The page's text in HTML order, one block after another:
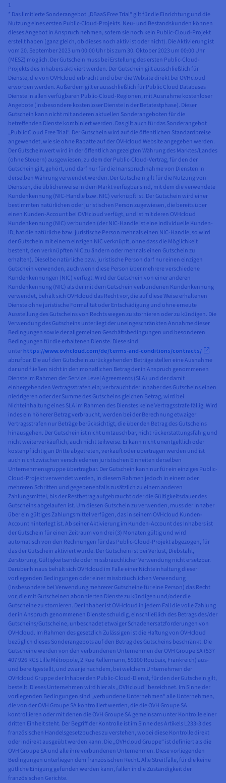
1
* Das limitierte Sonderangebot „DBaaS Free Trial“ gilt für die Einrichtung und die
Nutzung eines ersten Public-Cloud-Projekts. Neu- und Bestandskunden können
dieses Angebot in Anspruch nehmen, sofern sie noch kein Public-Cloud-Projekt
erstellt haben (ganz gleich, ob dieses noch aktiv ist oder nicht). Die Aktivierung ist
vom 20. September 2023 um 00:00 Uhr bis zum 30. Oktober 2023 um 00:00 Uhr
(MESZ) möglich. Der Gutschein muss bei Erstellung des ersten Public-Cloud-
Projekts des Inhabers aktiviert werden. Der Gutschein gilt ausschließlich für
Dienste, die von OVHcloud erbracht und über die Website direkt bei OVHcloud
erworben werden. Außerdem gilt er ausschließlich für Public Cloud Databases
Dienste in allen verfügbaren Public-Cloud-Regionen, mit Ausnahme kostenloser
Angebote (insbesondere kostenloser Dienste in der Betatestphase). Dieser
Gutschein kann nicht mit anderen aktuellen Sonderangeboten für die
betreffenden Dienste kombiniert werden. Das gilt auch für das Sonderangebot
„Public Cloud Free Trial“. Der Gutschein wird auf die öffentlichen Standardpreise
angewendet, wie sie ohne Rabatte auf der OVHcloud Website angegeben werden.
Der Gutscheinwert wird in der öffentlich angezeigten Währung des Marktes/Landes
(ohne Steuern) ausgewiesen, zu dem der Public-Cloud-Vertrag, für den der
Gutschein gilt, gehört, und darf nur für die Inanspruchnahme von Diensten in
derselben Währung verwendet werden. Der Gutschein gilt für die Nutzung von
Diensten, die üblicherweise in dem Markt verfügbar sind, mit dem die verwendete
Kundenkennung (NIC-Handle bzw. NIC) verknüpft ist. Der Gutschein wird einer
bestimmten natürlichen oder juristischen Person zugewiesen, die bereits über
einen Kunden-Account bei OVHcloud verfügt, und ist mit deren OVHcloud
Kundenkennung (NIC) verbunden (der NIC-Handle ist eine individuelle Kunden-
ID; hat die natürliche bzw. juristische Person mehr als einen NIC-Handle, so wird
der Gutschein mit einem einzigen NIC verknüpft, ohne dass die Möglichkeit
besteht, den verknüpften NIC zu ändern oder mehr als einen Gutschein zu
erhalten). Dieselbe natürliche bzw. juristische Person darf nur einen einzigen
Gutschein verwenden, auch wenn diese Person über mehrere verschiedene
Kundenkennungen (NIC) verfügt. Wird der Gutschein von einer anderen
Kundenkennung (NIC) als der mit dem Gutschein verbundenen Kundenkennung
verwendet, behält sich OVHcloud das Recht vor, die auf diese Weise erhaltenen
Dienste ohne juristische Formalität oder Entschädigung und ohne erneute
Ausstellung des Gutscheins von Rechts wegen zu stornieren oder zu kündigen. Die
Verwendung des Gutscheins unterliegt der uneingeschränkten Annahme dieser
Bedingungen sowie der allgemeinen Geschäftsbedingungen und besonderen
Bedingungen für die erhaltenen Dienste. Diese sind
unter https://www.ovhcloud.com/de/terms-and-conditions/contracts/
abrufbar. Die auf den Gutschein zurückgehenden Beträge stellen eine Ausnahme
dar und fließen nicht in den monatlichen Betrag der in Anspruch genommenen
Dienste im Rahmen der Service Level Agreements (SLA) und der damit
einhergehenden Vertragsstrafen ein; verbraucht der Inhaber des Gutscheins einen
niedrigeren oder der Summe des Gutscheins gleichen Betrag, wird bei
Nichteinhaltung eines SLA im Rahmen des Dienstes keine Vertragsstrafe fällig. Wird
indes ein höherer Betrag verbraucht, werden bei der Berechnung etwaiger
Vertragsstrafen nur Beträge berücksichtigt, die über den Betrag des Gutscheins
hinausgehen. Der Gutschein ist nicht umtauschbar, nicht rückerstattungsfähig und
nicht weiterverkäuflich, auch nicht teilweise. Er kann nicht unentgeltlich oder
kostenpflichtig an Dritte abgetreten, verkauft oder übertragen werden und ist
auch nicht zwischen verschiedenen juristischen Einheiten derselben
Unternehmensgruppe übertragbar. Der Gutschein kann nur für ein einziges Public-
Cloud-Projekt verwendet werden, in diesem Rahmen jedoch in einem oder
mehreren Schritten und gegebenenfalls zusätzlich zu einem anderen
Zahlungsmittel, bis der Restbetrag aufgebraucht oder die Gültigkeitsdauer des
Gutscheins abgelaufen ist. Um diesen Gutschein zu verwenden, muss der Inhaber
über ein gültiges Zahlungsmittel verfügen, das in seinem OVHcloud Kunden-
Account hinterlegt ist. Ab seiner Aktivierung im Kunden-Account des Inhabers ist
der Gutschein für einen Zeitraum von drei (3) Monaten gültig und wird
automatisch von den Rechnungen für das Public-Cloud-Projekt abgezogen, für
das der Gutschein aktiviert wurde. Der Gutschein ist bei Verlust, Diebstahl,
Zerstörung, Gültigkeitsende oder missbräuchlicher Verwendung nicht ersetzbar.
Darüber hinaus behält sich OVHcloud im Falle einer Nichteinhaltung dieser
vorliegenden Bedingungen oder einer missbräuchlichen Verwendung
(insbesondere bei Verwendung mehrerer Gutscheine für eine Person) das Recht
vor, die mit Gutscheinen abonnierten Dienste zu kündigen und/oder die
Gutscheine zu stornieren. Der Inhaber ist OVHcloud in jedem Fall die volle Zahlung
der in Anspruch genommenen Dienste schuldig, einschließlich des Betrags des/der
Gutscheins/Gutscheine, unbeschadet etwaiger Schadenersatzforderungen von
OVHcloud. Im Rahmen des gesetzlich Zulässigen ist die Haftung von OVHcloud
bezüglich dieses Sonderangebots auf den Betrag des Gutscheins beschränkt. Die
Gutscheine werden von den verbundenen Unternehmen der OVH Groupe SA (537
407 926 RCS Lille Métropole, 2 Rue Kellermann, 59100 Roubaix, Frankreich) aus-
und bereitgestellt, und zwar je nachdem, bei welchem Unternehmen der
OVHcloud Gruppe der Inhaber den Public-Cloud-Dienst, für den der Gutschein gilt,
bestellt. Dieses Unternehmen wird hier als „OVHcloud“ bezeichnet. Im Sinne der
vorliegenden Bedingungen sind „verbundene Unternehmen“ alle Unternehmen,
die von der OVH Groupe SA kontrolliert werden, die die OVH Groupe SA
kontrollieren oder mit denen die OVH Groupe SA gemeinsam unter Kontrolle einer
dritten Einheit steht. Der Begriff der Kontrolle ist im Sinne des Artikels L233-3 des
französischen Handelsgesetzbuches zu verstehen, wobei diese Kontrolle direkt
oder indirekt ausgeübt werden kann. Die „OVHcloud Gruppe“ ist definiert als die
OVH Groupe SA und alle ihre verbundenen Unternehmen. Diese vorliegenden
Bedingungen unterliegen dem französischen Recht. Alle Streitfälle, für die keine
gütliche Einigung gefunden werden kann, fallen in die Zuständigkeit der
französischen Gerichte.